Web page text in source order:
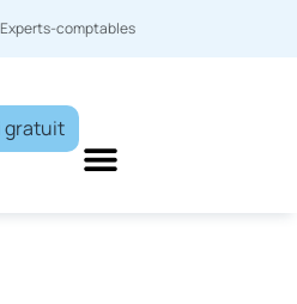
Experts-comptables
gratuit